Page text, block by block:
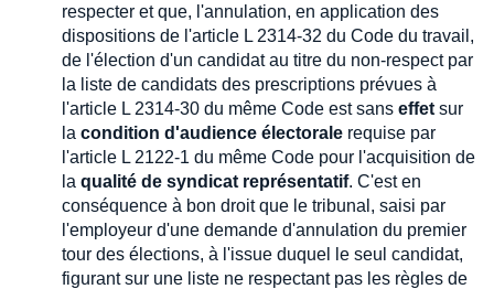
respecter et que, l'annulation, en application des
dispositions de l'article L 2314-32 du Code du travail,
de l'élection d'un candidat au titre du non-respect par
la liste de candidats des prescriptions prévues à
l'article L 2314-30 du même Code est sans effet sur
la condition d'audience électorale requise par
l'article L 2122-1 du même Code pour l'acquisition de
la qualité de syndicat représentatif. C'est en
conséquence à bon droit que le tribunal, saisi par
l'employeur d'une demande d'annulation du premier
tour des élections, à l'issue duquel le seul candidat,
figurant sur une liste ne respectant pas les règles de